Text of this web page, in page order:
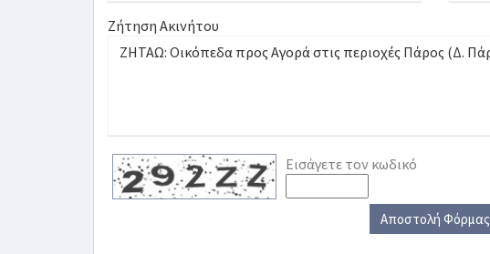
Ζήτηση Ακινήτου
Εισάγετε τον κωδικό
Αποστολή Φόρμας